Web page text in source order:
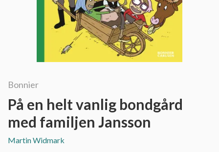
Bonnier
På en helt vanlig bondgård
med familjen Jansson
Martin Widmark